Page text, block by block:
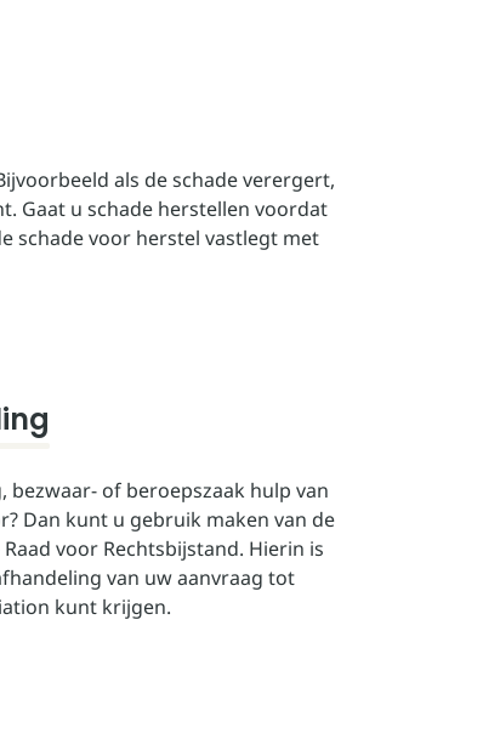
als de schade verergert,
Gaat u schade herstellen voordat
schade voor herstel vastlegt met
of beroepszaak hulp van
Dan kunt u gebruik maken van de
voor Rechtsbijstand. Hierin is
van uw aanvraag tot
kunt krijgen.